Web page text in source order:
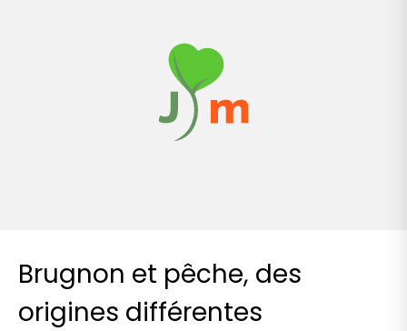
Brugnon et pêche, des
origines différentes